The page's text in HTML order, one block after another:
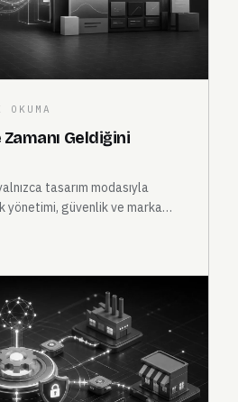
OKUMA
Geldiğini
tasarım modasıyla
yönetimi, güvenlik ve marka